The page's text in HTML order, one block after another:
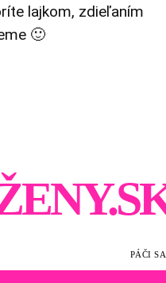
lajkom, zdieľaním
🙂
PÁČI SA